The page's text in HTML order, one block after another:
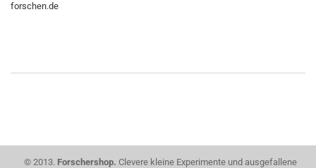
forschen.de
© 2013. Forschershop. Clevere kleine Experimente und ausgefallene